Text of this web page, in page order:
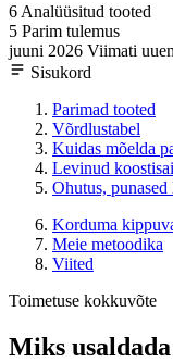
6 Analüüsitud tooted
5 Parim tulemus
juuni 2026 Viimati
Sisukord
Parimad tooted
Võrdlustabel
Kuidas mõelda
Levinud
Ohutus,
Korduma
Meie metoodika
Viited
Toimetuse kokkuvõte
Miks